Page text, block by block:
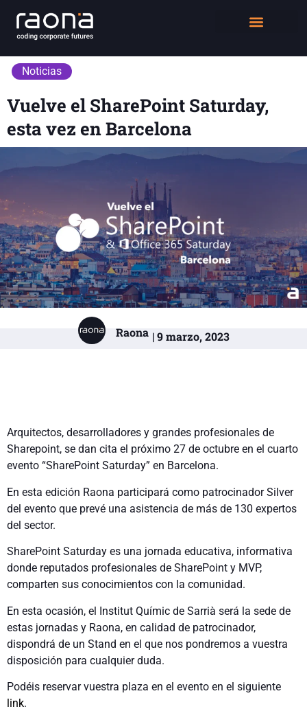
Noticias
Vuelve el SharePoint Saturday,
esta vez en Barcelona
Raona | 9 marzo, 2023
Arquitectos, desarrolladores y grandes profesionales de
Sharepoint, se dan cita el próximo 27 de octubre en el cuarto
evento “SharePoint Saturday” en Barcelona.
En esta edición Raona participará como patrocinador Silver
del evento que prevé una asistencia de más de 130 expertos
del sector.
SharePoint Saturday es una jornada educativa, informativa
donde reputados profesionales de SharePoint y MVP,
comparten sus conocimientos con la comunidad.
En esta ocasión, el Institut Químic de Sarrià será la sede de
estas jornadas y Raona, en calidad de patrocinador,
dispondrá de un Stand en el que nos pondremos a vuestra
disposición para cualquier duda.
Podéis reservar vuestra plaza en el evento en el siguiente
link.